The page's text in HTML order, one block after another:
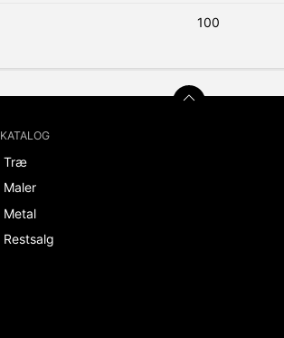
100
KATALOG
Træ
Maler
Metal
Restsalg